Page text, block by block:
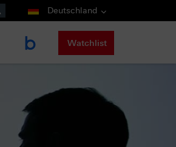
Deutschland
Watchlist